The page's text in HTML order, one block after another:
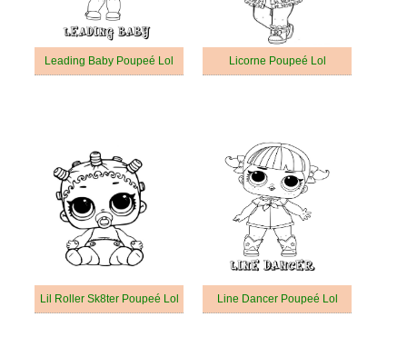
Leading Baby Poupeé Lol Licorne Poupeé Lol
Lil Roller Sk8ter Poupeé Lol Line Dancer Poupeé Lol